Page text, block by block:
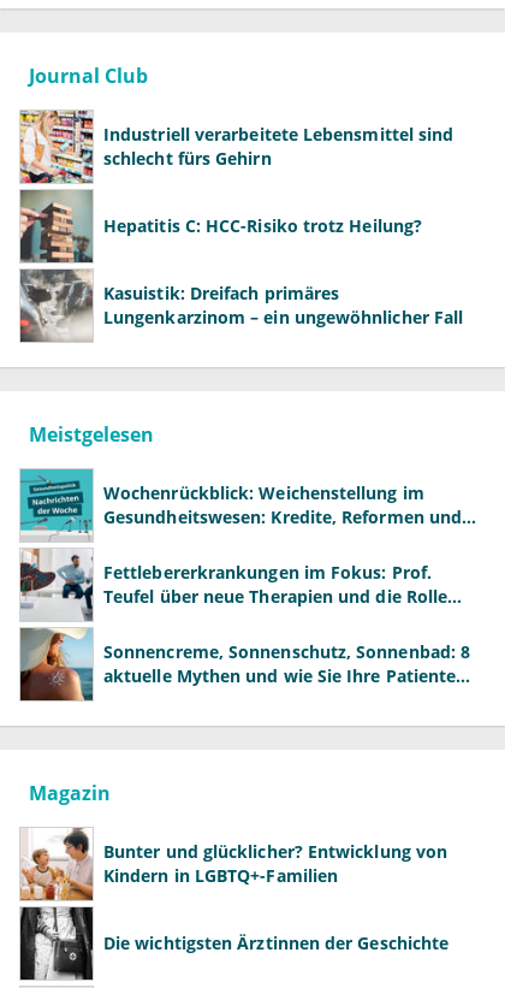
Journal Club
Industriell verarbeitete Lebensmittel sind
schlecht fürs Gehirn
Hepatitis C: HCC-Risiko trotz Heilung?
Kasuistik: Dreifach primäres
Lungenkarzinom – ein ungewöhnlicher Fall
Meistgelesen
Wochenrückblick: Weichenstellung im
Gesundheitswesen: Kredite, Reformen und
Fettlebererkrankungen im Fokus: Prof.
Teufel über neue Therapien und die Rolle
Sonnencreme, Sonnenschutz, Sonnenbad: 8
aktuelle Mythen und wie Sie Ihre Patienten
Magazin
Bunter und glücklicher? Entwicklung von
Kindern in LGBTQ+-Familien
Die wichtigsten Ärztinnen der Geschichte